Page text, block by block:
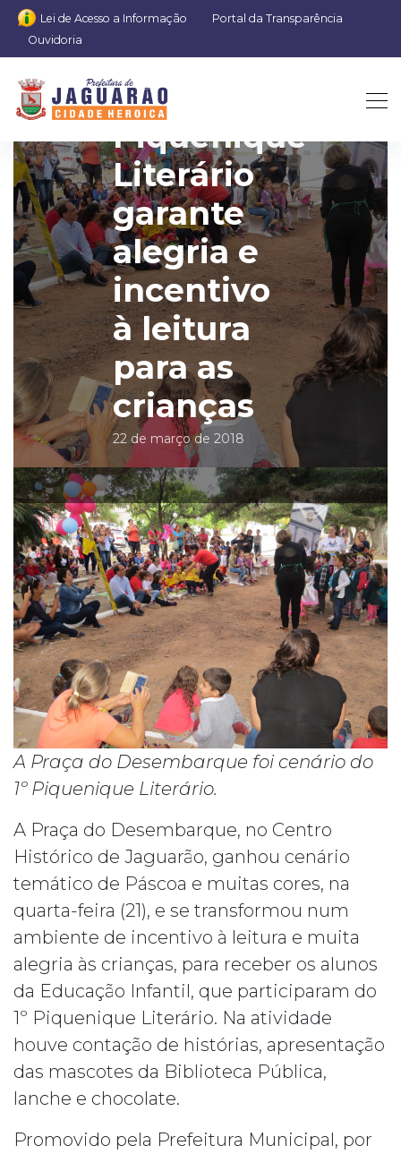
Lei de Acesso a Informação
Portal da Transparência
Ouvidoria
1º
Piquenique
Literário
garante
alegria e
incentivo
à leitura
para as
crianças
22 de março de 2018
A Praça do Desembarque foi cenário do
1º Piquenique Literário.
A Praça do Desembarque, no Centro
Histórico de Jaguarão, ganhou cenário
temático de Páscoa e muitas cores, na
quarta-feira (21), e se transformou num
ambiente de incentivo à leitura e muita
alegria às crianças, para receber os alunos
da Educação Infantil, que participaram do
1º Piquenique Literário. Na atividade
houve contação de histórias, apresentação
das mascotes da Biblioteca Pública,
lanche e chocolate.
Promovido pela Prefeitura Municipal, por